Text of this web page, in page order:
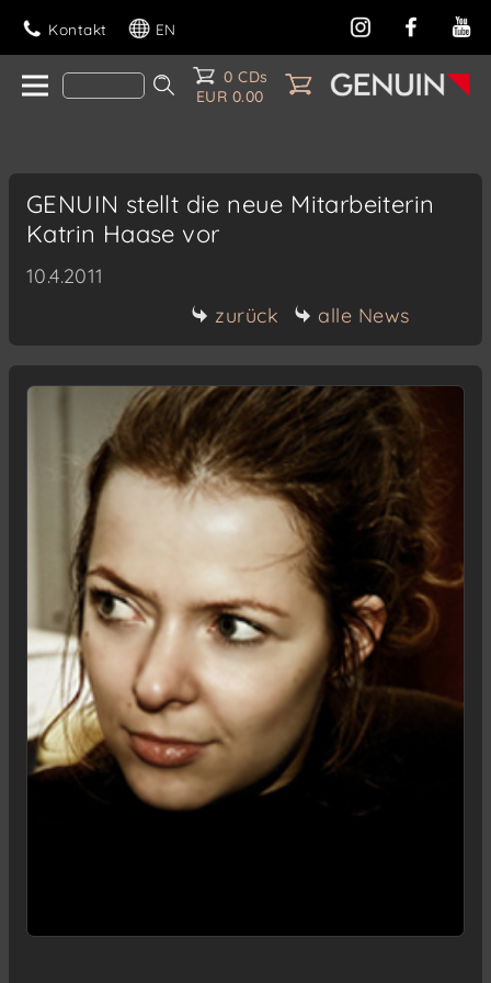
Kontakt EN
0 CDs
EUR 0.00
GENUIN stellt die neue Mitarbeiterin
Katrin Haase vor
10.4.2011
zurück
alle News